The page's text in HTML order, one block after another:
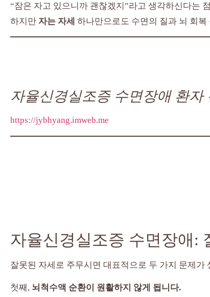
“잠은 자고 있으니까 괜찮겠지”라고 생각하신다는
하지만 자는 자세 하나만으로도 수면의 질과 뇌 회
자율신경실조증 수면장애 환자
https://jybhyang.imweb.me
자율신경실조증 수면장애:
잘못된 자세로 주무시면 대표적으로 두 가지 문제가
첫째, 뇌척수액 순환이 원활하지 않게 됩니다.